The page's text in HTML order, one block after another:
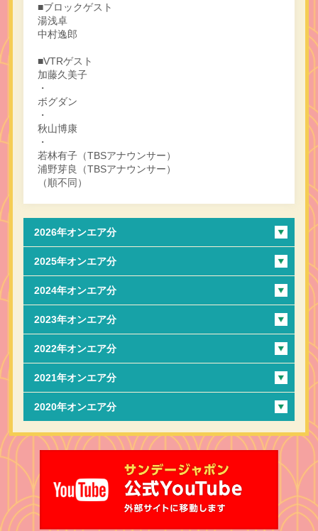
■ブロックゲスト
湯浅卓
中村逸郎
■VTRゲスト
加藤久美子
・
ボグダン
・
秋山博康
・
若林有子（TBSアナウンサー）
浦野芽良（TBSアナウンサー）
（順不同）
2026年オンエア分
2025年オンエア分
2024年オンエア分
2023年オンエア分
2022年オンエア分
2021年オンエア分
2020年オンエア分